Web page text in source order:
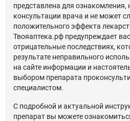
представлена для ознакомления,
консультации врача и не может
положительного эффекта
Твояаптека.рф предупреждает
отрицательные последствиях,
результате неправильного
на сайте информации и
выбором препарата
специалистом.
С подробной и актуальной
препарат вы можете